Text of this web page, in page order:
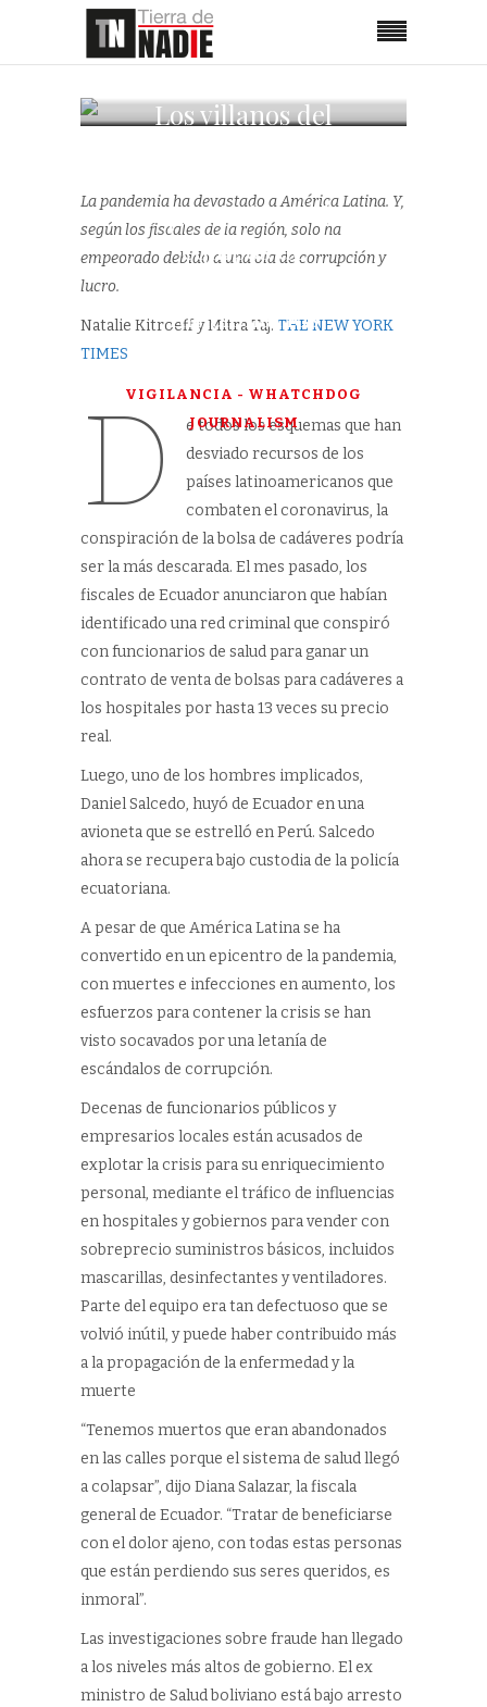
Los villanos del
especuladores de
equipos de
funcionarios
VIGILANCIA - WHATCHDOG
JOURNALISM
La pandemia ha devastado a América Latina. Y,
según los fiscales de la región, solo ha
empeorado debido a una ola de corrupción y
lucro.
Natalie Kitroeff y Mitra Taj. THE NEW YORK
TIMES
D
e todos los esquemas que han
desviado recursos de los
países latinoamericanos que
combaten el coronavirus, la
conspiración de la bolsa de cadáveres podría
ser la más descarada. El mes pasado, los
fiscales de Ecuador anunciaron que habían
identificado una red criminal que conspiró
con funcionarios de salud para ganar un
contrato de venta de bolsas para cadáveres a
los hospitales por hasta 13 veces su precio
real.
Luego, uno de los hombres implicados,
Daniel Salcedo, huyó de Ecuador en una
avioneta que se estrelló en Perú. Salcedo
ahora se recupera bajo custodia de la policía
ecuatoriana.
A pesar de que América Latina se ha
convertido en un epicentro de la pandemia,
con muertes e infecciones en aumento, los
esfuerzos para contener la crisis se han
visto socavados por una letanía de
escándalos de corrupción.
Decenas de funcionarios públicos y
empresarios locales están acusados de
explotar la crisis para su enriquecimiento
personal, mediante el tráfico de influencias
en hospitales y gobiernos para vender con
sobreprecio suministros básicos, incluidos
mascarillas, desinfectantes y ventiladores.
Parte del equipo era tan defectuoso que se
volvió inútil, y puede haber contribuido más
a la propagación de la enfermedad y la
muerte
“Tenemos muertos que eran abandonados
en las calles porque el sistema de salud llegó
a colapsar”, dijo Diana Salazar, la fiscala
general de Ecuador. “Tratar de beneficiarse
con el dolor ajeno, con todas estas personas
que están perdiendo sus seres queridos, es
inmoral”.
Las investigaciones sobre fraude han llegado
a los niveles más altos de gobierno. El ex
ministro de Salud boliviano está bajo arresto